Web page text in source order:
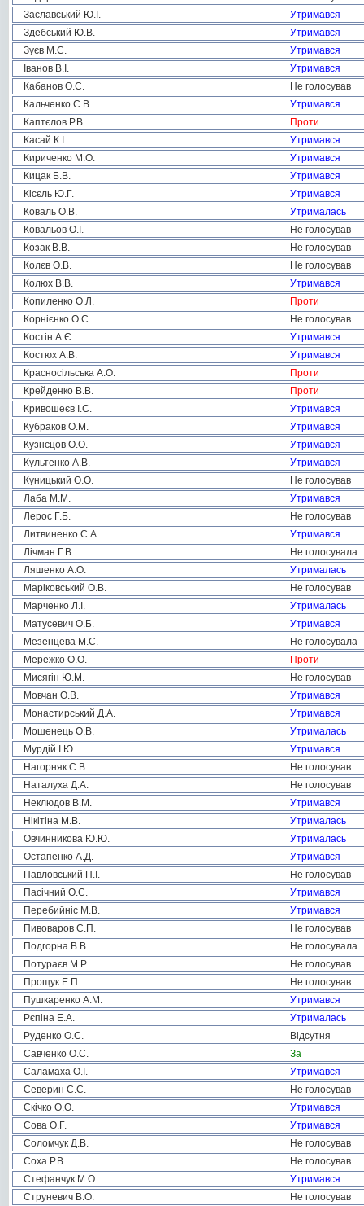
Заславський Ю.І.
Утримався
Здебський Ю.В.
Утримався
Зуєв М.С.
Утримався
Іванов В.І.
Утримався
Кабанов О.Є.
Не голосував
Кальченко С.В.
Утримався
Каптєлов Р.В.
Проти
Касай К.І.
Утримався
Кириченко М.О.
Утримався
Кицак Б.В.
Утримався
Кісєль Ю.Г.
Утримався
Коваль О.В.
Утрималась
Ковальов О.І.
Не голосував
Козак В.В.
Не голосував
Колєв О.В.
Не голосував
Колюх В.В.
Утримався
Копиленко О.Л.
Проти
Корнієнко О.С.
Не голосував
Костін А.Є.
Утримався
Костюх А.В.
Утримався
Красносільська А.О.
Проти
Крейденко В.В.
Проти
Кривошеєв І.С.
Утримався
Кубраков О.М.
Утримався
Кузнєцов О.О.
Утримався
Культенко А.В.
Утримався
Куницький О.О.
Не голосував
Лаба М.М.
Утримався
Лерос Г.Б.
Не голосував
Литвиненко С.А.
Утримався
Лічман Г.В.
Не голосувала
Ляшенко А.О.
Утрималась
Маріковський О.В.
Не голосував
Марченко Л.І.
Утрималась
Матусевич О.Б.
Утримався
Мезенцева М.С.
Не голосувала
Мережко О.О.
Проти
Мисягін Ю.М.
Не голосував
Мовчан О.В.
Утримався
Монастирський Д.А.
Утримався
Мошенець О.В.
Утрималась
Мурдій І.Ю.
Утримався
Нагорняк С.В.
Не голосував
Наталуха Д.А.
Не голосував
Неклюдов В.М.
Утримався
Нікітіна М.В.
Утрималась
Овчинникова Ю.Ю.
Утрималась
Остапенко А.Д.
Утримався
Павловський П.І.
Не голосував
Пасічний О.С.
Утримався
Перебийніс М.В.
Утримався
Пивоваров Є.П.
Не голосував
Подгорна В.В.
Не голосувала
Потураєв М.Р.
Не голосував
Прощук Е.П.
Не голосував
Пушкаренко А.М.
Утримався
Рєпіна Е.А.
Утрималась
Руденко О.С.
Відсутня
Савченко О.С.
За
Саламаха О.І.
Утримався
Северин С.С.
Не голосував
Скічко О.О.
Утримався
Сова О.Г.
Утримався
Соломчук Д.В.
Не голосував
Соха Р.В.
Не голосував
Стефанчук М.О.
Утримався
Струневич В.О.
Не голосував